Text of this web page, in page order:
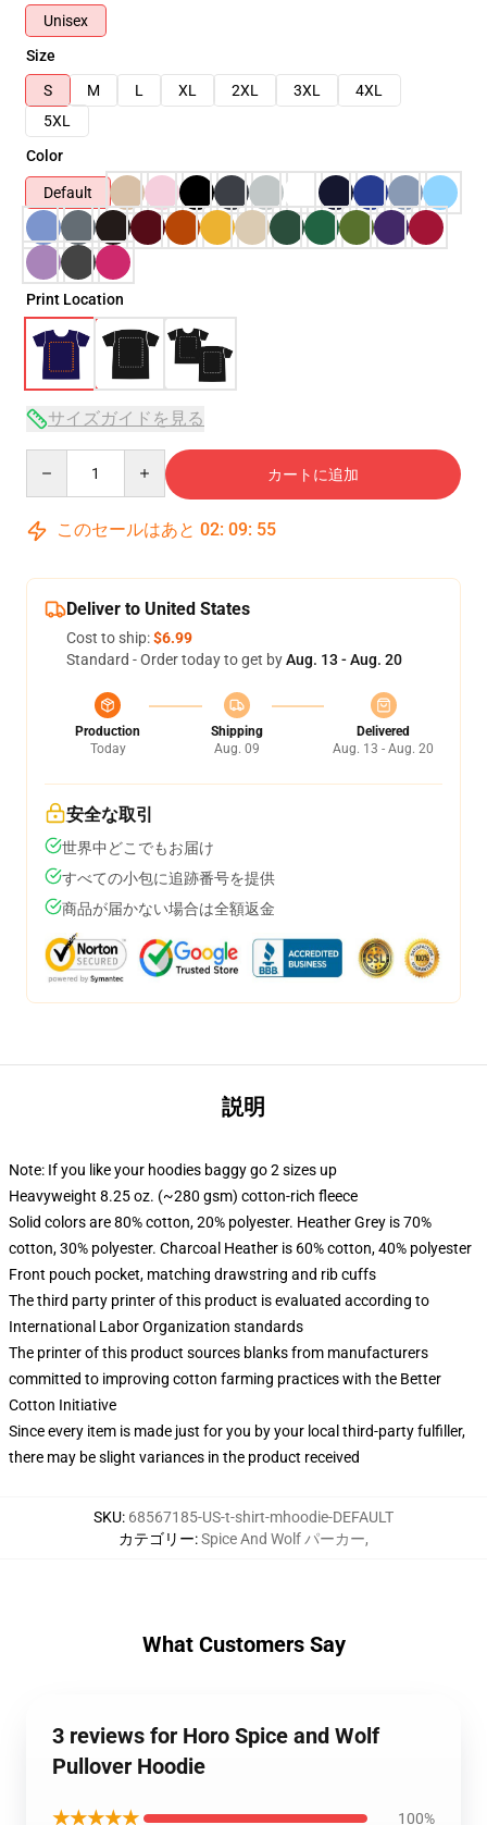
Unisex
Size
S
M L XL 2XL 3XL
4XL
5XL
Color
Default
Print Location
サイズガイドを見る
カートに追加
このセールはあと 02: 09: 54
Deliver to United States
Cost to ship:$6.99
Standard - Order today to get byAug. 13 - Aug. 20
Production
Today
Shipping
Aug. 09
Delivered
Aug. 13 - Aug. 20
安全な取引
世界中どこでもお届け
すべての小包に追跡番号を提供
商品が届かない場合は全額返金
説明
Note: If you like your hoodies baggy go 2 sizes up
Heavyweight 8.25 oz. (~280 gsm) cotton-rich fleece
Solid colors are 80% cotton, 20% polyester. Heather Grey is 70%
cotton, 30% polyester. Charcoal Heather is 60% cotton, 40% polyester
Front pouch pocket, matching drawstring and rib cuffs
The third party printer of this product is evaluated according to
International Labor Organization standards
The printer of this product sources blanks from manufacturers
committed to improving cotton farming practices with the Better
Cotton Initiative
Since every item is made just for you by your local third-party fulfiller,
there may be slight variances in the product received
SKU: 68567185-US-t-shirt-mhoodie-DEFAULT
カテゴリー:Spice And Wolf パーカー,
What Customers Say
3 reviews for Horo Spice and Wolf
Pullover Hoodie
★★★★★ 100%